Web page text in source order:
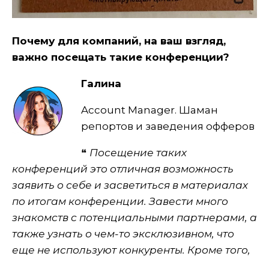
Почему для компаний, на ваш взгляд,
важно посещать такие конференции?
Галина
Account Manager. Шаман
репортов и заведения офферов
❝ Посещение таких
конференций это отличная возможность
заявить о себе и засветиться в материалах
по итогам конференции. Завести много
знакомств с потенциальными партнерами, а
также узнать о чем-то эксклюзивном, что
еще не используют конкуренты. Кроме того,